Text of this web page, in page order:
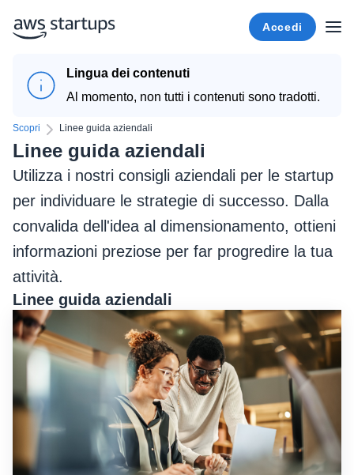
Accedi
Lingua dei contenuti
Al momento, non tutti i contenuti sono tradotti.
Scopri Linee guida aziendali
Linee guida aziendali
Utilizza i nostri consigli aziendali per le startup
per individuare le strategie di successo. Dalla
convalida dell'idea al dimensionamento, ottieni
informazioni preziose per far progredire la tua
attività.
Linee guida aziendali